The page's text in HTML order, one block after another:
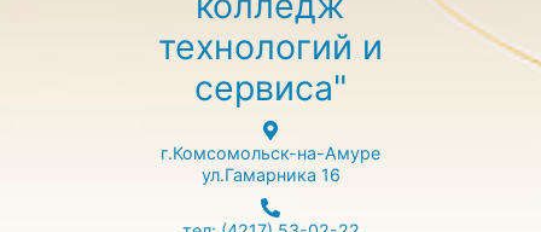
колледж
технологий и
сервиса"
г.Комсомольск-на-Амуре
ул.Гамарника 16